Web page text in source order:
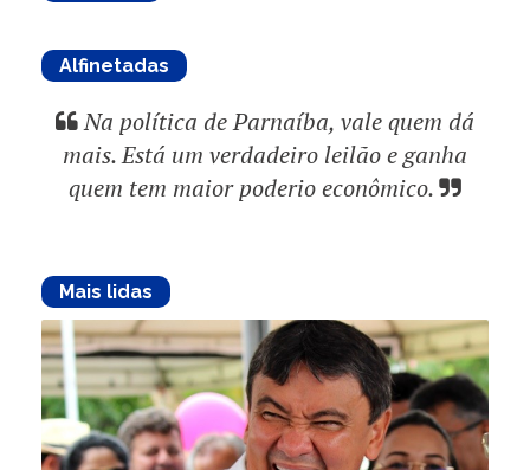
Alfinetadas
Na política de Parnaíba, vale quem dá
mais. Está um verdadeiro leilão e ganha
quem tem maior poderio econômico.
Mais lidas